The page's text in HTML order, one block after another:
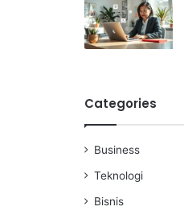
Categories
Business
Teknologi
Bisnis